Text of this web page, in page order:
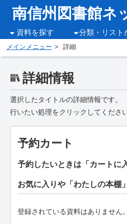
南信州図書館ネ
資料を探す 分類・リスト
メインメニュー 詳細
詳細情報
選択したタイトルの詳細情報です。
行いたい処理をクリックしてください
予約カート
予約したいときは「カートに
お気に入りや「わたしの本棚
登録されている資料はありません。